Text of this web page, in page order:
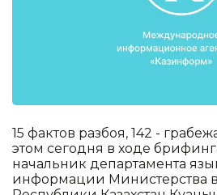
15 фактов разбоя, 142 -
этом сегодня в ходе
начальник департамента
информации Министерства